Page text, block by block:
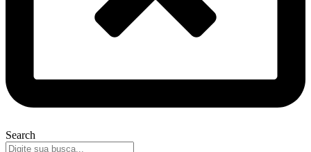
Search